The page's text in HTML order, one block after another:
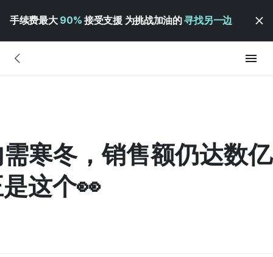
手续费最大 90% 接受支援 为挑战加油的寻找另一边
寒冬，销售额仍达数
这个👀